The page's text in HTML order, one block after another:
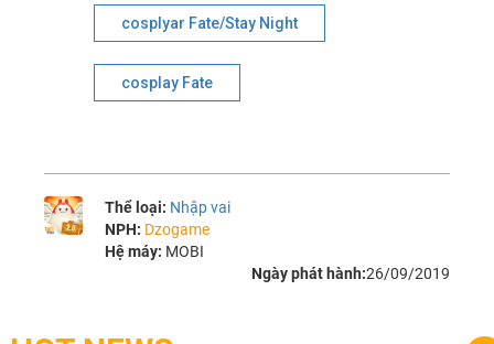
cosplyar Fate/Stay Night
cosplay Fate
Thể loại: Nhập vai
NPH: Dzogame
Hệ máy: MOBI
Ngày phát hành:26/09/2019